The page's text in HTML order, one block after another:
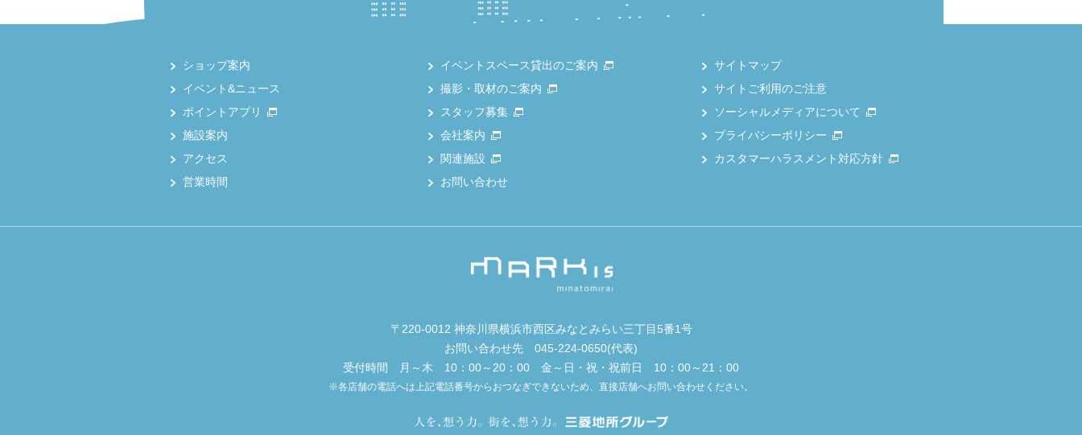
ショップ案内
イベント&ニュース
ポイントアプリ
施設案内
アクセス
営業時間
イベントスペース貸出のご案内
撮影・取材のご案内
スタッフ募集
会社案内
関連施設
お問い合わせ
サイトマップ
サイトご利用のご注意
ソーシャルメディアについて
プライバシーポリシー
カスタマーハラスメント対応方針
〒220-0012 神奈川県横浜市西区みなとみらい三丁目5番1号
お問い合わせ先 045-224-0650(代表)
受付時間 月～木 10：00～20：00 金～日・祝・祝前日 10：00～21：00
※各店舗の電話へは上記電話番号からおつなぎできないため、直接店舗へお問い合わせください。